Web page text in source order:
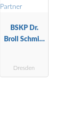
BSKP Dr.
Broll Schmitt
Dresden